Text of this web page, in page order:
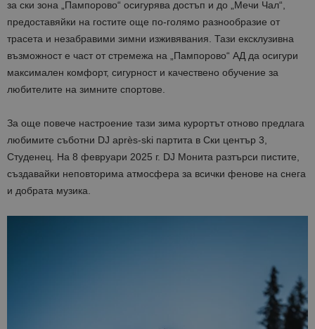
за ски зона „Пампорово“ осигурява достъп и до „Мечи Чал“,
предоставяйки на гостите още по-голямо разнообразие от
трасета и незабравими зимни изживявания. Тази ексклузивна
възможност е част от стремежа на „Пампорово“ АД да осигури
максимален комфорт, сигурност и качествено обучение за
любителите на зимните спортове.
За още повече настроение тази зима курортът отново предлага
любимите съботни DJ après-ski партита в Ски център 3,
Студенец. На 8 февруари 2025 г. DJ Монита разтърси пистите,
създавайки неповторима атмосфера за всички фенове на снега
и добрата музика.